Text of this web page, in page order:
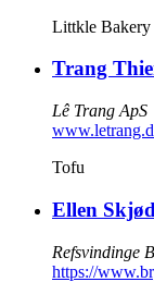
Littkle Bakery
Trang
Lê Trang ApS
Tofu
Ellen
Refsvindinge
https://